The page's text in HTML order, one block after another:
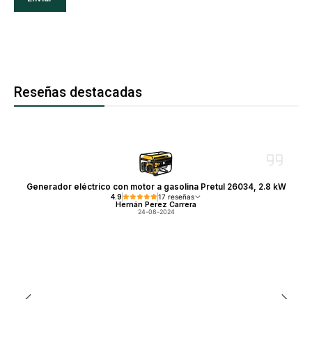
Reseñas destacadas
Generador eléctrico con motor a gasolina Pretul 26034, 2.8 kW
4.9 17 reseñas
Hernán Perez Carrera
24-08-2024